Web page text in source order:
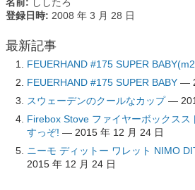
名前: ししたろ
登録日時: 2008 年 3 月 28 日
最新記事
FEUERHAND #175 SUPER
FEUERHAND #175 SUPER BABY —
スウェーデンのクールなカップ —
Firebox Stove ファイヤーボックス
すっぞ! — 2015 年 12 月 24 日
ニーモ ディットー ワレット NIMO
2015 年 12 月 24 日